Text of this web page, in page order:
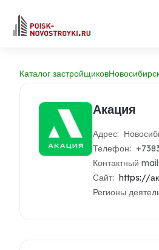
Каталог застройщиков
Акация
Адрес:
Телефон:
Контактный mail:
Сайт: https://
Регионы